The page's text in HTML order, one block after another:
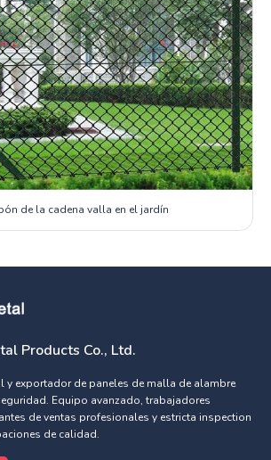
de la cadena valla en el jardín
Products Co., Ltd.
y exportador de paneles de malla de alambre
Equipo avanzado, trabajadores
de ventas profesionales y estricta inspection
de calidad.